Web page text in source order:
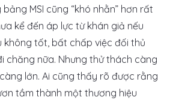
MSI cũng “khó nhằn” hơn rất
kể đến áp lực từ khán giả nếu
không tốt, bất chấp việc đối thủ
chăng nữa. Nhưng thử thách càng
lớn. Ai cũng thấy rõ được rằng
tầm thành một thương hiệu